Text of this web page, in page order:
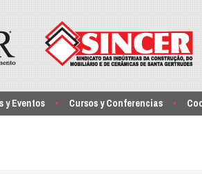
y Eventos Cursos y Conferencias